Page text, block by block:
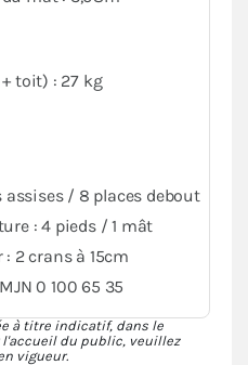
toit) : 27 kg
assises / 8 places debout
: 4 pieds / 1 mât
2 crans à 15cm
0 100 65 35
à titre indicatif, dans le
l'accueil du public, veuillez
vigueur.